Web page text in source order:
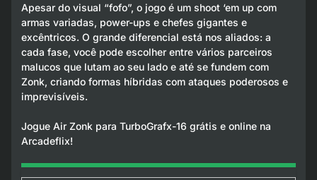
Apesar do visual “fofo”, o jogo é um shoot ‘em up com
armas variadas, power-ups e chefes gigantes e
excêntricos. O grande diferencial está nos aliados: a
cada fase, você pode escolher entre vários parceiros
malucos que lutam ao seu lado e até se fundem com
Zonk, criando formas híbridas com ataques poderosos e
imprevisíveis.
Jogue Air Zonk para TurboGrafx-16 grátis e online na
Arcadeflix!